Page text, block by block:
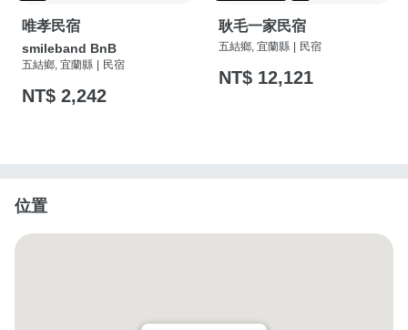
唯孝民宿
smileband BnB
五結鄉, 宜蘭縣 | 民宿
NT$ 2,242
耿毛一家民宿
五結鄉, 宜蘭縣 | 民宿
NT$ 12,121
位置